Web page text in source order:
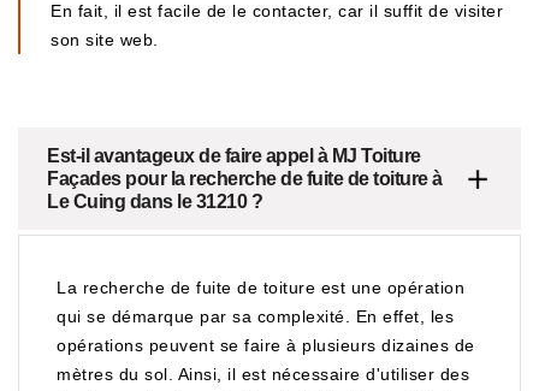
En fait, il est facile de le contacter, car il suffit de visiter
son site web.
Est-il avantageux de faire appel à MJ Toiture
Façades pour la recherche de fuite de toiture à
Le Cuing dans le 31210 ?
La recherche de fuite de toiture est une opération
qui se démarque par sa complexité. En effet, les
opérations peuvent se faire à plusieurs dizaines de
mètres du sol. Ainsi, il est nécessaire d'utiliser des